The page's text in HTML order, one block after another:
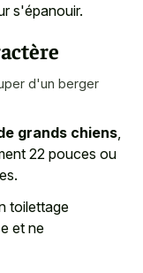
s'épanouir.
d'un berger
grands chiens
22 pouces ou
toilettage
et ne